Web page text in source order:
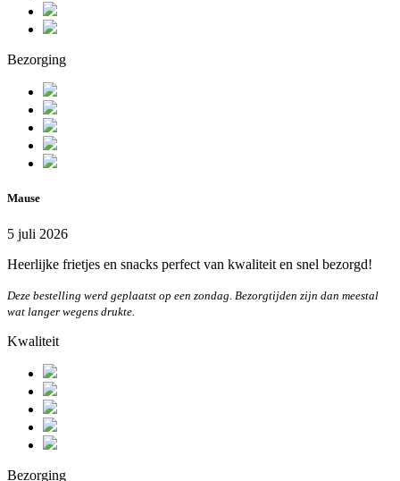
Bezorging
Mause
5 juli 2026
Heerlijke frietjes en snacks perfect van kwaliteit en snel bezorgd!
Deze bestelling werd geplaatst op een zondag. Bezorgtijden zijn dan meestal
wat langer wegens drukte.
Kwaliteit
Bezorging